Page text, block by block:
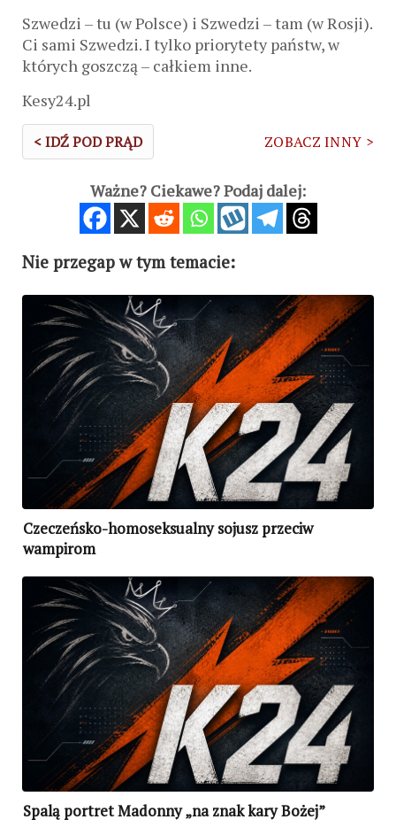
Szwedzi – tu (w Polsce) i Szwedzi – tam (w Rosji).
Ci sami Szwedzi. I tylko priorytety państw, w
których goszczą – całkiem inne.
Kesy24.pl
< IDŹ POD PRĄD ZOBACZ INNY >
Ważne? Ciekawe? Podaj dalej:
Nie przegap w tym temacie:
Czeczeńsko-homoseksualny sojusz przeciw
wampirom
Spalą portret Madonny „na znak kary Bożej”